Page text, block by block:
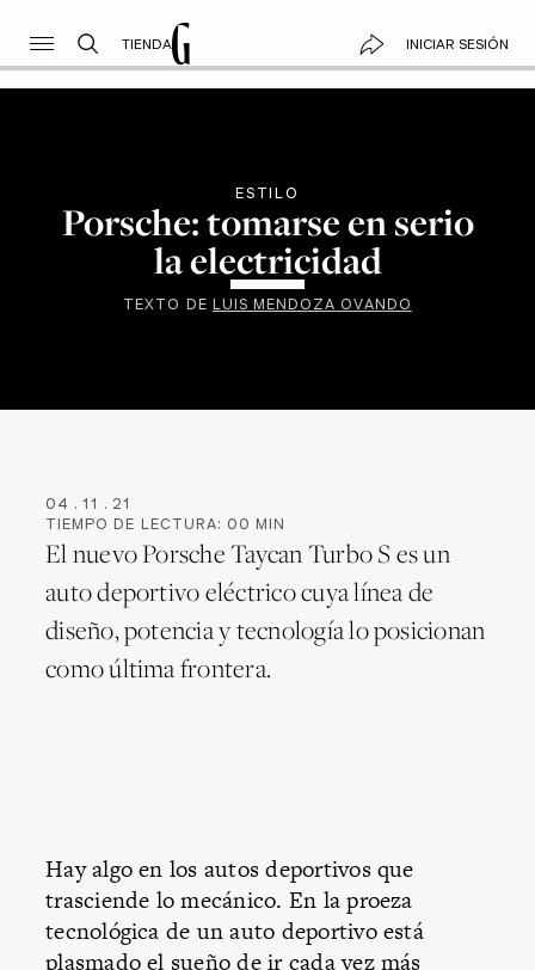
TIENDA INICIAR SESIÓN
ESTILO
Porsche: tomarse en serio
la electricidad
TEXTO DE LUIS MENDOZA OVANDO
04 . 11 . 21
TIEMPO DE LECTURA: 00 MIN
El nuevo Porsche Taycan Turbo S es un
auto deportivo eléctrico cuya línea de
diseño, potencia y tecnología lo posicionan
como última frontera.
Hay algo en los autos deportivos que
trasciende lo mecánico. En la proeza
tecnológica de un auto deportivo está
plasmado el sueño de ir cada vez más